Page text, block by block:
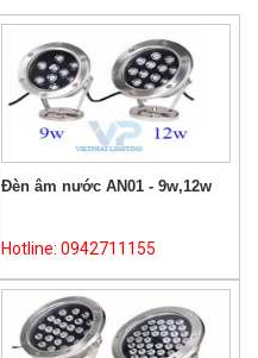
Đèn âm nước AN01 - 9w,12w
Hotline: 0942711155